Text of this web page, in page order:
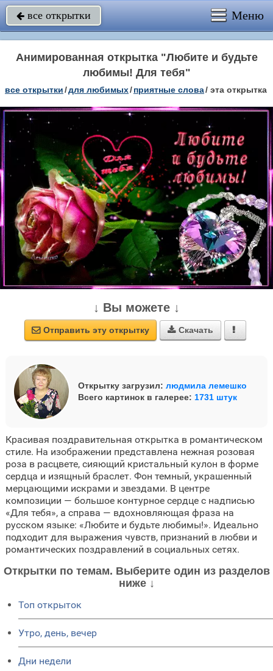
 все открытки Меню
Анимированная открытка "Любите и будьте
любимы! Для тебя"
все открытки/для любимых/приятные слова/ эта открытка
↓ Вы можете ↓
 Отправить эту открытку  Скачать 
Открытку загрузил: людмила лемешко
Всего картинок в галерее: 1731 штук
Красивая поздравительная открытка в романтическом
стиле. На изображении представлена нежная розовая
роза в расцвете, сияющий кристальный кулон в форме
сердца и изящный браслет. Фон темный, украшенный
мерцающими искрами и звездами. В центре
композиции — большое контурное сердце с надписью
«Для тебя», а справа — вдохновляющая фраза на
русском языке: «Любите и будьте любимы!». Идеально
подходит для выражения чувств, признаний в любви и
романтических поздравлений в социальных сетях.
Открытки по темам. Выберите один из разделов
ниже ↓
Топ открыток
Утро, день, вечер
Дни недели